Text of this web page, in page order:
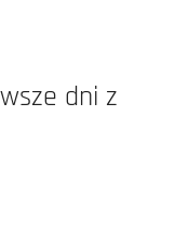
dni z